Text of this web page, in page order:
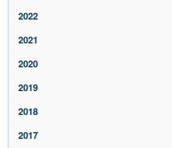
2022
2021
2020
2019
2018
2017